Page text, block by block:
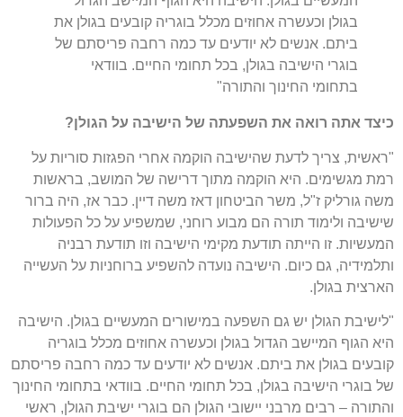
בגולן וכעשרה אחוזים מכלל בוגריה קובעים בגולן את
ביתם. אנשים לא יודעים עד כמה רחבה פריסתם של
בוגרי הישיבה בגולן, בכל תחומי החיים. בוודאי
בתחומי החינוך והתורה"
כיצד אתה רואה את השפעתה של הישיבה על הגולן?
"ראשית, צריך לדעת שהישיבה הוקמה אחרי הפגזות סוריות על
רמת מגשימים. היא הוקמה מתוך דרישה של המושב, בראשות
משה גורליק ז"ל, משר הביטחון דאז משה דיין. כבר אז, היה ברור
שישיבה ולימוד תורה הם מבוע רוחני, שמשפיע על כל הפעולות
המעשיות. זו הייתה תודעת מקימי הישיבה וזו תודעת רבניה
ותלמידיה, גם כיום. הישיבה נועדה להשפיע ברוחניות על העשייה
הארצית בגולן.
"לישיבת הגולן יש גם השפעה במישורים המעשיים בגולן. הישיבה
היא הגוף המיישב הגדול בגולן וכעשרה אחוזים מכלל בוגריה
קובעים בגולן את ביתם. אנשים לא יודעים עד כמה רחבה פריסתם
של בוגרי הישיבה בגולן, בכל תחומי החיים. בוודאי בתחומי החינוך
והתורה – רבים מרבני יישובי הגולן הם בוגרי ישיבת הגולן, ראשי